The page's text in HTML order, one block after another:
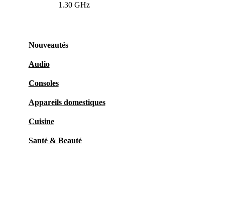
1.30 GHz
Nouveautés
Audio
Consoles
Appareils domestiques
Cuisine
Santé & Beauté